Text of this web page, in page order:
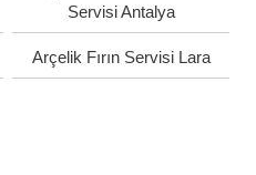
Servisi Antalya
Arçelik Fırın Servisi Lara